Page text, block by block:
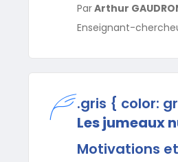
ParArthur
Enseignant-
.gris { color:
Les jumeaux
Motivations